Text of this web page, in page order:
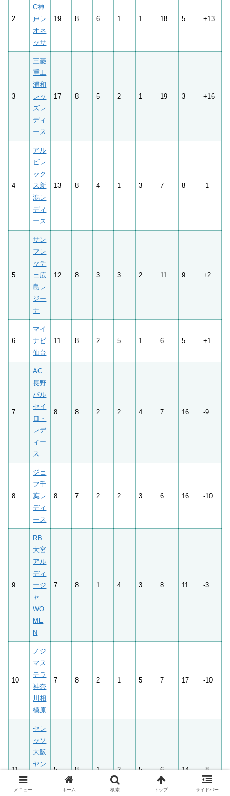
2
C神
戸レ
オネ
ッサ
19 8 6 1 1 18 5 +13
3
三菱
重工
浦和
レッ
ズレ
ディ
ース
17 8 5 2 1 19 3 +16
4
アル
ビレ
ック
ス新
潟レ
ディ
ース
13 8 4 1 3 7 8 -1
5
サン
フレ
ッチ
ェ広
島レ
ジー
ナ
12 8 3 3 2 11 9 +2
6
マイ
ナビ
仙台
11 8 2 5 1 6 5 +1
7
AC
長野
パル
セイ
ロ・
レデ
ィー
ス
8 8 2 2 4 7 16 -9
8
ジェ
フ千
葉レ
ディ
ース
8 7 2 2 3 6 16 -10
9
RB
大宮
アル
ディ
ージ
ャ
WO
ME
N
7 8 1 4 3 8 11 -3
10
ノジ
マス
テラ
神奈
川相
模原
7 8 2 1 5 7 17 -10
11
セレ
ッソ
大阪
ヤン
5 8 1 2 5 6 14 -8
メニュー ホーム 検索 トップ サイドバー